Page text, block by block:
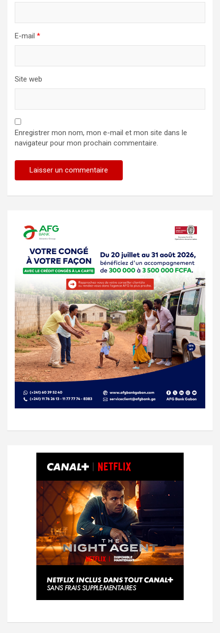
E-mail *
Site web
Enregistrer mon nom, mon e-mail et mon site dans le
navigateur pour mon prochain commentaire.